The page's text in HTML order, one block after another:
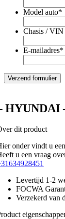
Model auto*
Chasis / VIN
E-mailadres*
HYUNDAI
dit product
onder vindt u
u een vraag
Levertijd 1-2
FOCWA
Verzekerd van